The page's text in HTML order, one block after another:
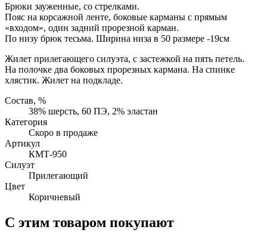
Брюки зауженные, со стрелками.
Пояс на корсажной ленте, боковые карманы с прямым
«входом», один задний прорезной карман.
По низу брюк тесьма. Ширина низа в 50 размере -19см
Жилет прилегающего силуэта, с застежкой на пять петель.
На полочке два боковых прорезных кармана. На спинке
хлястик. Жилет на подкладе.
Состав, %
38% шерсть, 60 ПЭ, 2% эластан
Категория
Скоро в продаже
Артикул
КМТ-950
Силуэт
Прилегающий
Цвет
Коричневый
С этим товаром покупают